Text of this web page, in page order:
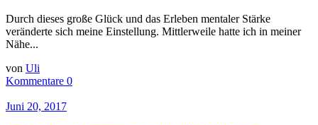
Durch dieses große Glück und das Erleben mentaler Stärke
veränderte sich meine Einstellung. Mittlerweile hatte ich in meiner
Nähe...
von Uli
Kommentare 0
Juni 20, 2017